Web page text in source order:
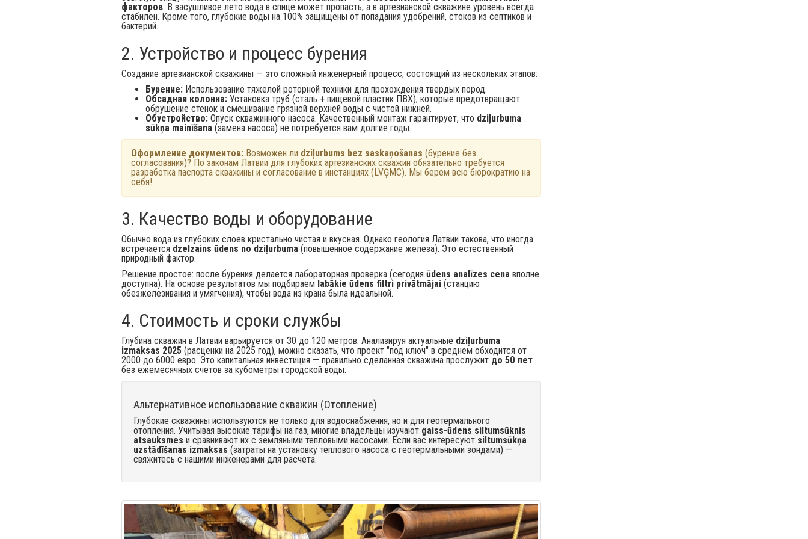
факторов. В засушливое лето вода в спице может пропасть, а в артезианской скважине уровень всегда
стабилен. Кроме того, глубокие воды на 100% защищены от попадания удобрений, стоков из септиков и
бактерий.
2. Устройство и процесс бурения
Создание артезианской скважины — это сложный инженерный процесс, состоящий из нескольких этапов:
Бурение: Использование тяжелой роторной техники для прохождения твердых пород.
Обсадная колонна: Установка труб (сталь + пищевой пластик ПВХ), которые предотвращают
обрушение стенок и смешивание грязной верхней воды с чистой нижней.
Обустройство: Опуск скважинного насоса. Качественный монтаж гарантирует, что dziļurbuma
sūkņa mainīšana (замена насоса) не потребуется вам долгие годы.
Оформление документов: Возможен ли dziļurbums bez saskaņošanas (бурение без
согласования)? По законам Латвии для глубоких артезианских скважин обязательно требуется
разработка паспорта скважины и согласование в инстанциях (LVĢMC). Мы берем всю бюрократию на
себя!
3. Качество воды и оборудование
Обычно вода из глубоких слоев кристально чистая и вкусная. Однако геология Латвии такова, что иногда
встречается dzelzains ūdens no dziļurbuma (повышенное содержание железа). Это естественный
природный фактор.
Решение простое: после бурения делается лабораторная проверка (сегодня ūdens analīzes cena вполне
доступна). На основе результатов мы подбираем labākie ūdens filtri privātmājai (станцию
обезжелезивания и умягчения), чтобы вода из крана была идеальной.
4. Стоимость и сроки службы
Глубина скважин в Латвии варьируется от 30 до 120 метров. Анализируя актуальные dziļurbuma
izmaksas 2025 (расценки на 2025 год), можно сказать, что проект "под ключ" в среднем обходится от
2000 до 6000 евро. Это капитальная инвестиция — правильно сделанная скважина прослужит до 50 лет
без ежемесячных счетов за кубометры городской воды.
Альтернативное использование скважин (Отопление)
Глубокие скважины используются не только для водоснабжения, но и для геотермального
отопления. Учитывая высокие тарифы на газ, многие владельцы изучают gaiss-ūdens siltumsūknis
atsauksmes и сравнивают их с земляными тепловыми насосами. Если вас интересуют siltumsūkņa
uzstādīšanas izmaksas (затраты на установку теплового насоса с геотермальными зондами) —
свяжитесь с нашими инженерами для расчета.